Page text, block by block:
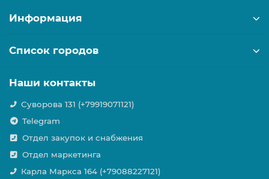
Информация
Список городов
Наши контакты
Суворова 131 (+79919071121)
Telegram
Отдел закупок и снабжения
Отдел маркетинга
Карла Маркса 164 (+79088227121)